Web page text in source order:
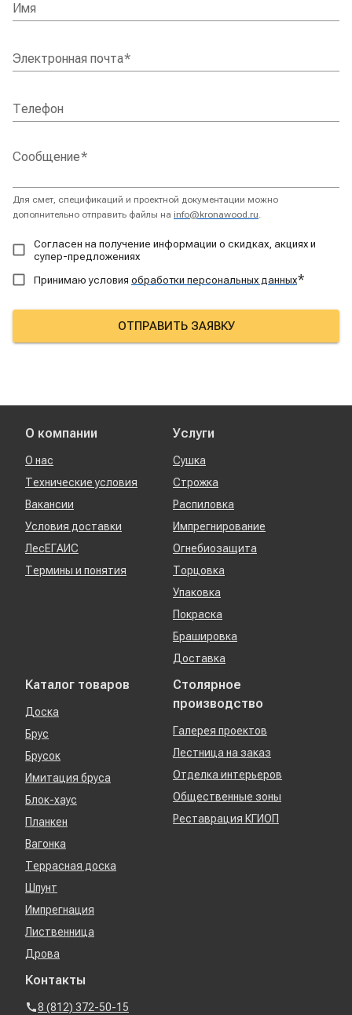
Имя
Электронная почта*
Телефон
Сообщение*
Для смет, спецификаций и проектной документации можно
дополнительно отправить файлы на info@kronawood.ru.
Согласен на получение информации о скидках, акциях и
супер-предложениях
Принимаю условия обработки персональных данных*
ОТПРАВИТЬ ЗАЯВКУ
О компании
О нас
Технические условия
Вакансии
Условия доставки
ЛесЕГАИС
Термины и понятия
Услуги
Сушка
Строжка
Распиловка
Импрегнирование
Огнебиозащита
Торцовка
Упаковка
Покраска
Брашировка
Доставка
Каталог товаров
Доска
Брус
Брусок
Имитация бруса
Блок-хаус
Планкен
Вагонка
Террасная доска
Шпунт
Импрегнация
Лиственница
Дрова
Столярное
производство
Галерея проектов
Лестница на заказ
Отделка интерьеров
Общественные зоны
Реставрация КГИОП
Контакты
8 (812) 372-50-15